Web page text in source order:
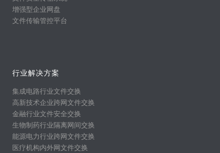
增强型企业网盘
文件传输管控平台
行业解决方案
集成电路行业文件交换
高新技术企业跨网文件交换
金融行业文件安全交换
生物制药行业隔离网间交换
能源电力行业跨网文件交换
医疗机构内外网文件交换